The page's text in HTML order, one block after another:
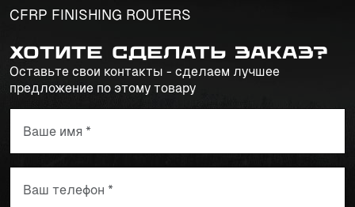
CFRP FINISHING ROUTERS
Хотите сделать заказ?
Оставьте свои контакты - сделаем лучшее
предложение по этому товару